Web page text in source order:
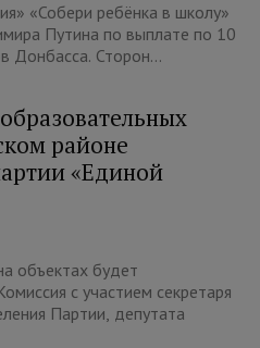
«Собери ребёнка в школу»
Путина по выплате по 10
Донбасса. Сторон...
районе
«Единой
объектах будет
с участием секретаря
Партии, депутата